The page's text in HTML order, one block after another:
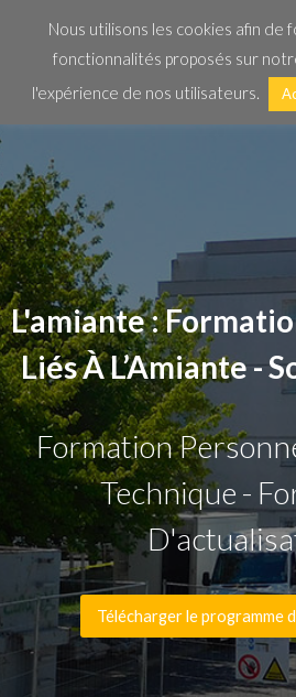
L'amiante :
Liés À L’Amiante -
Formation
Technique -
Télécharger le programme
Nous utilisons les cookies afin de
fonctionnalités proposés sur
l'expérience de nos utilisateurs.